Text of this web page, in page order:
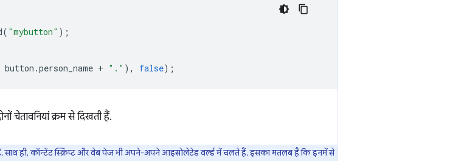
( "mybutton" );
button .person_name + "." ), false);
चेतावनियां क्रम से दिखती हैं.
ही, कॉन्टेंट स्क्रिप्ट और वेब पेज भी अपने-अपने आइसोलेटेड वर्ल्ड में चलते हैं. इसका मतलब है कि इनमें से